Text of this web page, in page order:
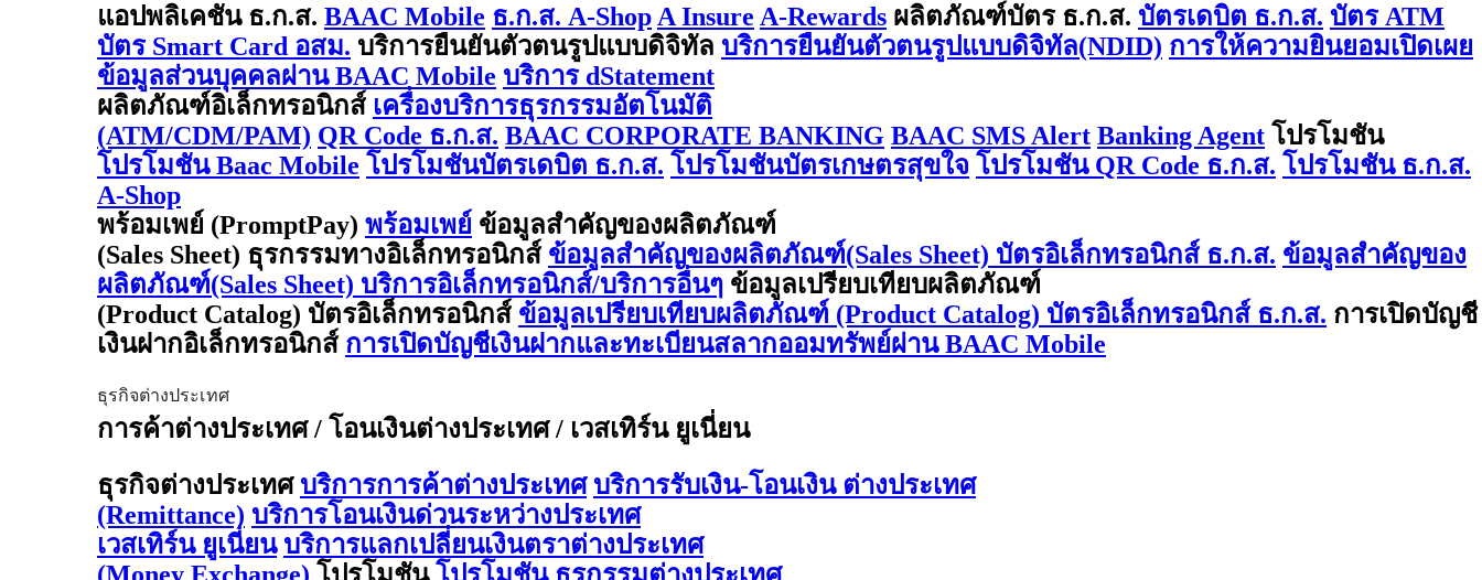
แอปพลิเคชัน ธ.ก.ส. BAAC Mobile ธ.ก.ส. A-Shop A Insure A-Rewards ผลิตภัณฑ์บัตร ธ.ก.ส. บัตรเดบิต ธ.ก.ส. บัตร ATM
บัตร Smart Card อสม. บริการยืนยันตัวตนรูปแบบดิจิทัล บริการยืนยันตัวตนรูปแบบดิจิทัล(NDID) การให้ความยินยอมเปิดเผย
ข้อมูลส่วนบุคคลผ่าน BAAC Mobile บริการ dStatement
ผลิตภัณฑ์อิเล็กทรอนิกส์ เครื่องบริการธุรกรรมอัตโนมัติ
(ATM/CDM/PAM) QR Code ธ.ก.ส. BAAC CORPORATE BANKING BAAC SMS Alert Banking Agent โปรโมชัน
โปรโมชัน Baac Mobile โปรโมชันบัตรเดบิต ธ.ก.ส. โปรโมชันบัตรเกษตรสุขใจ โปรโมชัน QR Code ธ.ก.ส. โปรโมชัน ธ.ก.ส.
A-Shop
พร้อมเพย์ (PromptPay) พร้อมเพย์ ข้อมูลสำคัญของผลิตภัณฑ์
(Sales Sheet) ธุรกรรมทางอิเล็กทรอนิกส์ ข้อมูลสำคัญของผลิตภัณฑ์(Sales Sheet) บัตรอิเล็กทรอนิกส์ ธ.ก.ส. ข้อมูลสำคัญของ
ผลิตภัณฑ์(Sales Sheet) บริการอิเล็กทรอนิกส์/บริการอื่นๆ ข้อมูลเปรียบเทียบผลิตภัณฑ์
(Product Catalog) บัตรอิเล็กทรอนิกส์ ข้อมูลเปรียบเทียบผลิตภัณฑ์ (Product Catalog) บัตรอิเล็กทรอนิกส์ ธ.ก.ส. การเปิดบัญชี
เงินฝากอิเล็กทรอนิกส์ การเปิดบัญชีเงินฝากและทะเบียนสลากออมทรัพย์ผ่าน BAAC Mobile
ธุรกิจต่างประเทศ
การค้าต่างประเทศ / โอนเงินต่างประเทศ / เวสเทิร์น ยูเนี่ยน
ธุรกิจต่างประเทศ บริการการค้าต่างประเทศ บริการรับเงิน-โอนเงิน ต่างประเทศ
(Remittance) บริการโอนเงินด่วนระหว่างประเทศ
เวสเทิร์น ยูเนี่ยน บริการแลกเปลี่ยนเงินตราต่างประเทศ
(Money Exchange) โปรโมชัน โปรโมชัน ธุรกรรมต่างประเทศ